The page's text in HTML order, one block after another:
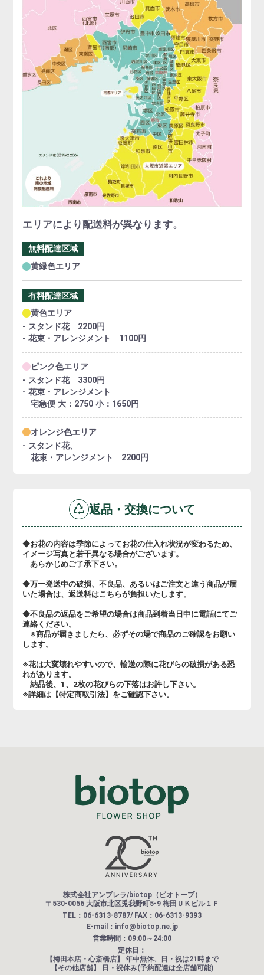
エリアにより配送料が異なります。
無料配達区域
黄緑色エリア
有料配達区域
黄色エリア
- スタンド花 2200円
- 花束・アレンジメント 1100円
ピンク色エリア
- スタンド花 3300円
- 花束・アレンジメント
宅急便 大：2750 小：1650円
オレンジ色エリア
- スタンド花、
花束・アレンジメント 2200円
返品・交換について
◆お花の内容は季節によってお花の仕入れ状況が変わるため、
イメージ写真と若干異なる場合がございます。
あらかじめご了承下さい。
◆万一発送中の破損、不良品、あるいはご注文と違う商品が届
いた場合は、返送料はこちらが負担いたします。
◆不良品の返品をご希望の場合は商品到着当日中に電話にてご
連絡ください。
※商品が届きましたら、必ずその場で商品のご確認をお願い
します。
※花は大変壊れやすいので、輸送の際に花びらの破損がある恐
れがあります。
納品後、1、2枚の花びらの下落はお許し下さい。
※詳細は【特定商取引法】をご確認下さい。
株式会社アンブレラ/biotop（ビオトープ）
〒530-0056 大阪市北区兎我野町5-9 梅田ＵＫビル１Ｆ
TEL：06-6313-8787/ FAX：06-6313-9393
E-mail：info@biotop.ne.jp
営業時間：09:00～24:00
定休日：
【梅田本店・心斎橋店】 年中無休、日・祝は21時まで
【その他店舗】
日・祝休み(予約配達は全店舗可能)